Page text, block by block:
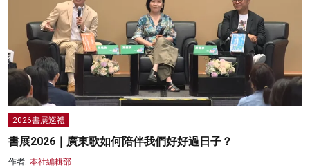
2026書展巡禮
書展2026｜廣東歌如何陪伴我們好好過日子？
作者: 本社編輯部